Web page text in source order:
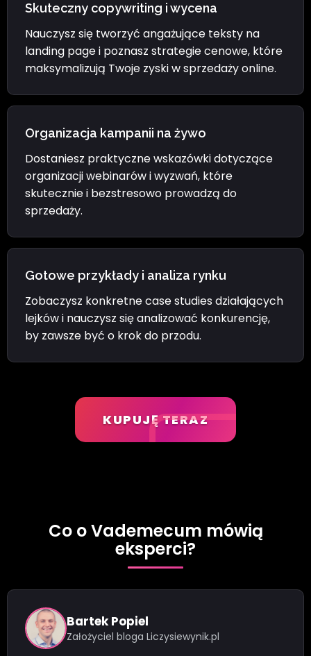
Skuteczny copywriting i wycena
Nauczysz się tworzyć angażujące teksty na
landing page i poznasz strategie cenowe, które
maksymalizują Twoje zyski w sprzedaży online.
Organizacja kampanii na żywo
Dostaniesz praktyczne wskazówki dotyczące
organizacji webinarów i wyzwań, które
skutecznie i bezstresowo prowadzą do
sprzedaży.
Gotowe przykłady i analiza rynku
Zobaczysz konkretne case studies działających
lejków i nauczysz się analizować konkurencję,
by zawsze być o krok do przodu.
KUPUJĘ TERAZ
Co o Vademecum mówią
eksperci?
Bartek Popiel
Założyciel bloga Liczysiewynik.pl